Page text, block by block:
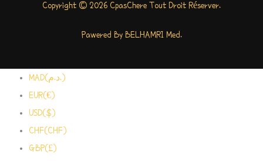
Copyright © 2026 CpasChere Tout Droit Réserver.
Pawered By BELHAMRI Med.
MAD(د.م.)
EUR(€)
USD($)
CHF(CHF)
GBP(£)